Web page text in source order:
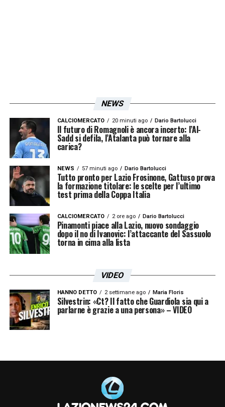
NEWS
CALCIOMERCATO 20 minuti ago Dario Bartolucci
Il futuro di Romagnoli è ancora incerto: l’Al-
Sadd si defila, l’Atalanta può tornare alla
carica?
NEWS 57 minuti ago Dario Bartolucci
Tutto pronto per Lazio Frosinone, Gattuso prova
la formazione titolare: le scelte per l’ultimo
test prima della Coppa Italia
CALCIOMERCATO 2 ore ago Dario Bartolucci
Pinamonti piace alla Lazio, nuovo sondaggio
dopo il no di Ivanovic: l’attaccante del Sassuolo
torna in cima alla lista
VIDEO
HANNO DETTO 2 settimane ago Maria Floris
Silvestrin: «Ct? Il fatto che Guardiola sia qui a
parlarne è grazie a una persona» – VIDEO